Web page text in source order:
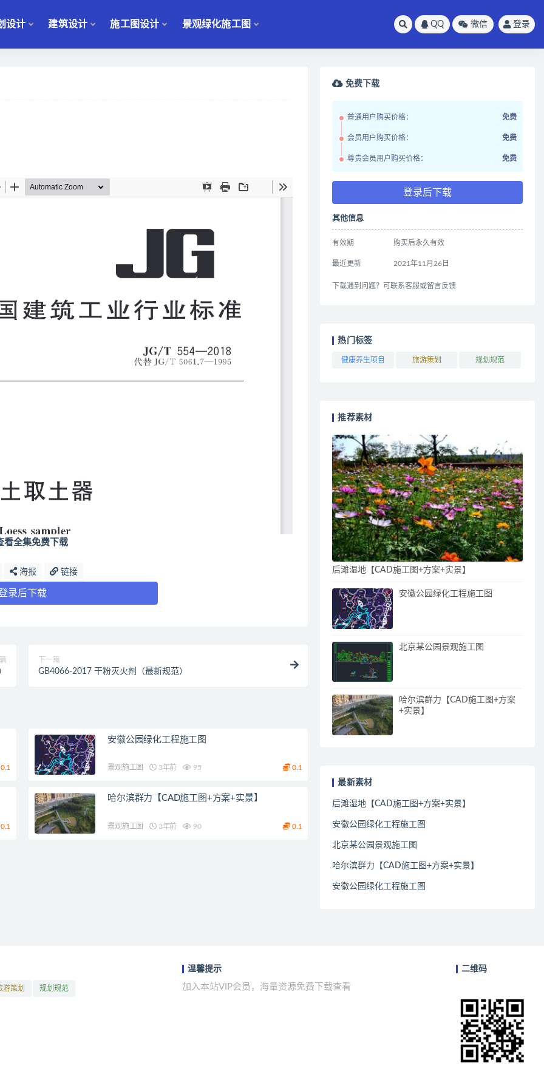
设计 建筑设计 施工图设计 景观绿化施工图 QQ 微信 登录
看全集免费下载
海报 链接
录后下载
下一篇
GB4066-2017 干粉灭火剂（最新规范）
安徽公园绿化工程施工图
景观施工图 3年前 95 0.1
哈尔滨群力【CAD施工图+方案+实景】
景观施工图 3年前 90 0.1
免费下载
普通用户购买价格： 免费
会员用户购买价格： 免费
尊贵会员用户购买价格： 免费
登录后下载
其他信息
有效期 购买后永久有效
最近更新 2021年11月26日
下载遇到问题？可联系客服或留言反馈
热门标签
健康养生项目 旅游策划 规划规范
推荐素材
后滩湿地【CAD施工图+方案+实景】
安徽公园绿化工程施工图
北京某公园景观施工图
哈尔滨群力【CAD施工图+方案
+实景】
最新素材
后滩湿地【CAD施工图+方案+实景】
安徽公园绿化工程施工图
北京某公园景观施工图
哈尔滨群力【CAD施工图+方案+实景】
安徽公园绿化工程施工图
游策划 规划规范
温馨提示
加入本站VIP会员，海量资源免费下载查看
二维码